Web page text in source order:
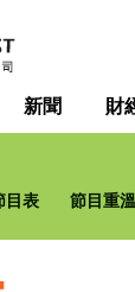
新聞 財
目表 節目重溫